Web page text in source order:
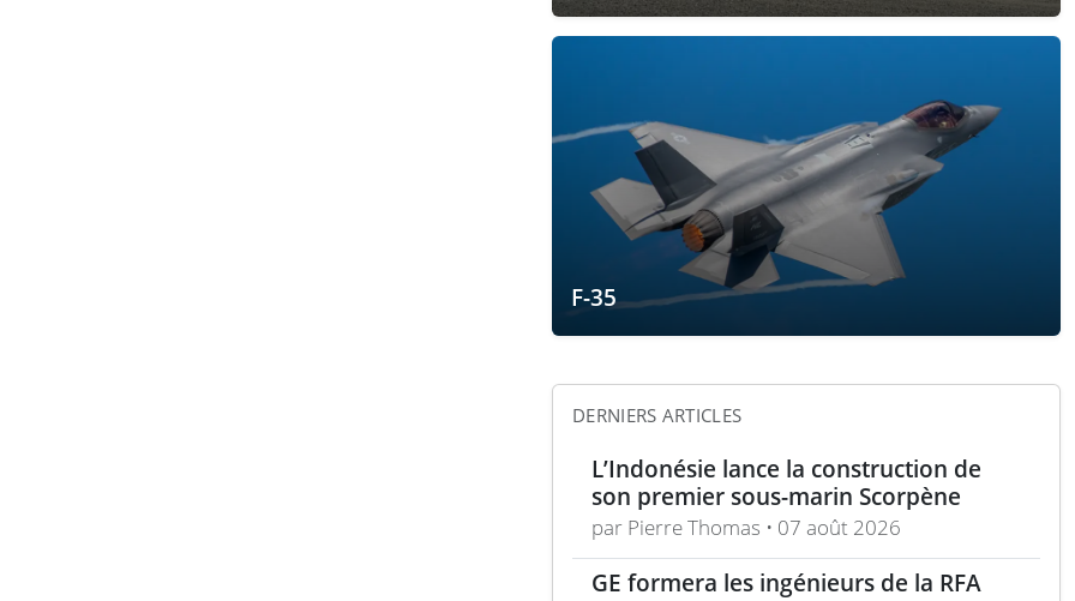
F-35
DERNIERS ARTICLES
L’Indonésie lance la construction de
son premier sous-marin Scorpène
par Pierre Thomas • 07 août 2026
GE formera les ingénieurs de la RFA